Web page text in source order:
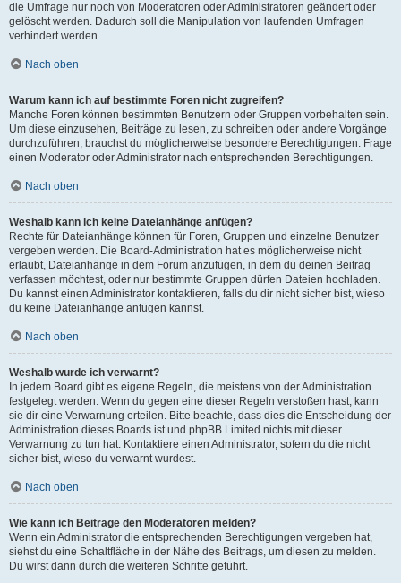
die Umfrage nur noch von Moderatoren oder Administratoren geändert oder
gelöscht werden. Dadurch soll die Manipulation von laufenden Umfragen
verhindert werden.
Nach oben
Warum kann ich auf bestimmte Foren nicht zugreifen?
Manche Foren können bestimmten Benutzern oder Gruppen vorbehalten sein.
Um diese einzusehen, Beiträge zu lesen, zu schreiben oder andere Vorgänge
durchzuführen, brauchst du möglicherweise besondere Berechtigungen. Frage
einen Moderator oder Administrator nach entsprechenden Berechtigungen.
Nach oben
Weshalb kann ich keine Dateianhänge anfügen?
Rechte für Dateianhänge können für Foren, Gruppen und einzelne Benutzer
vergeben werden. Die Board-Administration hat es möglicherweise nicht
erlaubt, Dateianhänge in dem Forum anzufügen, in dem du deinen Beitrag
verfassen möchtest, oder nur bestimmte Gruppen dürfen Dateien hochladen.
Du kannst einen Administrator kontaktieren, falls du dir nicht sicher bist, wieso
du keine Dateianhänge anfügen kannst.
Nach oben
Weshalb wurde ich verwarnt?
In jedem Board gibt es eigene Regeln, die meistens von der Administration
festgelegt werden. Wenn du gegen eine dieser Regeln verstoßen hast, kann
sie dir eine Verwarnung erteilen. Bitte beachte, dass dies die Entscheidung der
Administration dieses Boards ist und phpBB Limited nichts mit dieser
Verwarnung zu tun hat. Kontaktiere einen Administrator, sofern du die nicht
sicher bist, wieso du verwarnt wurdest.
Nach oben
Wie kann ich Beiträge den Moderatoren melden?
Wenn ein Administrator die entsprechenden Berechtigungen vergeben hat,
siehst du eine Schaltfläche in der Nähe des Beitrags, um diesen zu melden.
Du wirst dann durch die weiteren Schritte geführt.